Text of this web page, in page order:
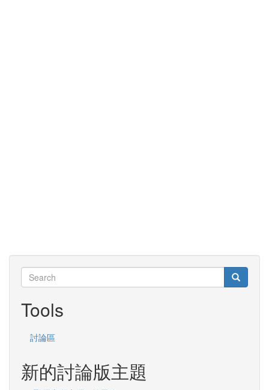
Search
Search Search
Tools
討論區
新的討論版主題